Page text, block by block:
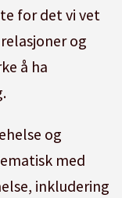
for det vi vet
og
å ha
og
med
inkludering